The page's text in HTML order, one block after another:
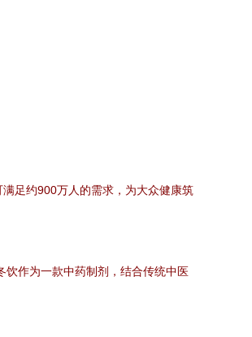
足约900万人的需求，为大众健康筑
饮作为一款中药制剂，结合传统中医